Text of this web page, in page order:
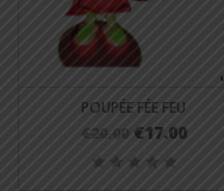
POUPÉE FÉE FEU
€20.00 €17.00